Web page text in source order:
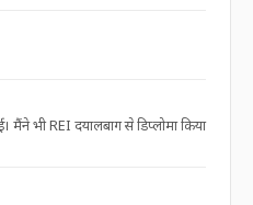
भी REI दयालबाग से डिप्लोमा किया